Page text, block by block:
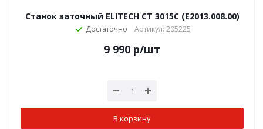
Станок заточный ELITECH СТ 3015С (E2013.008.00)
Достаточно Артикул: 205225
9 990 р/шт
В корзину